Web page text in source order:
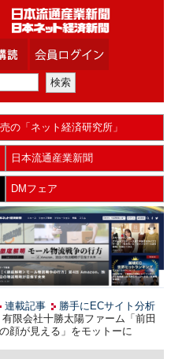
の「ネット経済研究所」
日本流通産業新聞
DMフェア
連載記事
勝手にECサイト分析
限会社十勝太陽ファーム「前田
顔が見える」をモットーに